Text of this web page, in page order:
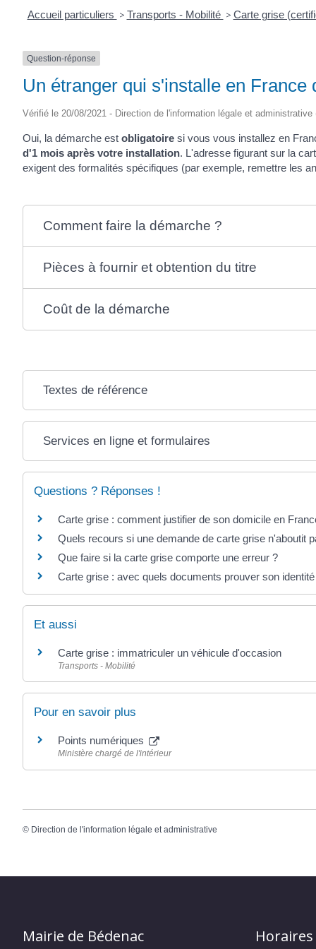
Accueil particuliers > Transports - Mobilité > Carte grise
Question-réponse
Un étranger qui s'installe en
Vérifié le 20/08/2021 - Direction de l'information légale et administrative
Oui, la démarche est obligatoire si vous vous installez en
d'1 mois après votre installation. L'adresse figurant sur la
exigent des formalités spécifiques (par exemple, remettre les
Comment faire la démarche ?
Pièces à fournir et obtention du titre
Coût de la démarche
Textes de référence
Services en ligne et formulaires
Questions ? Réponses !
Carte grise : comment justifier de son domicile en
Quels recours si une demande de carte grise n'aboutit
Que faire si la carte grise comporte une erreur ?
Carte grise : avec quels documents prouver son
Et aussi
Carte grise : immatriculer un véhicule d'occasion
Transports - Mobilité
Pour en savoir plus
Points numériques
Ministère chargé de l'intérieur
© Direction de l'information légale et administrative
Mairie de Bédenac